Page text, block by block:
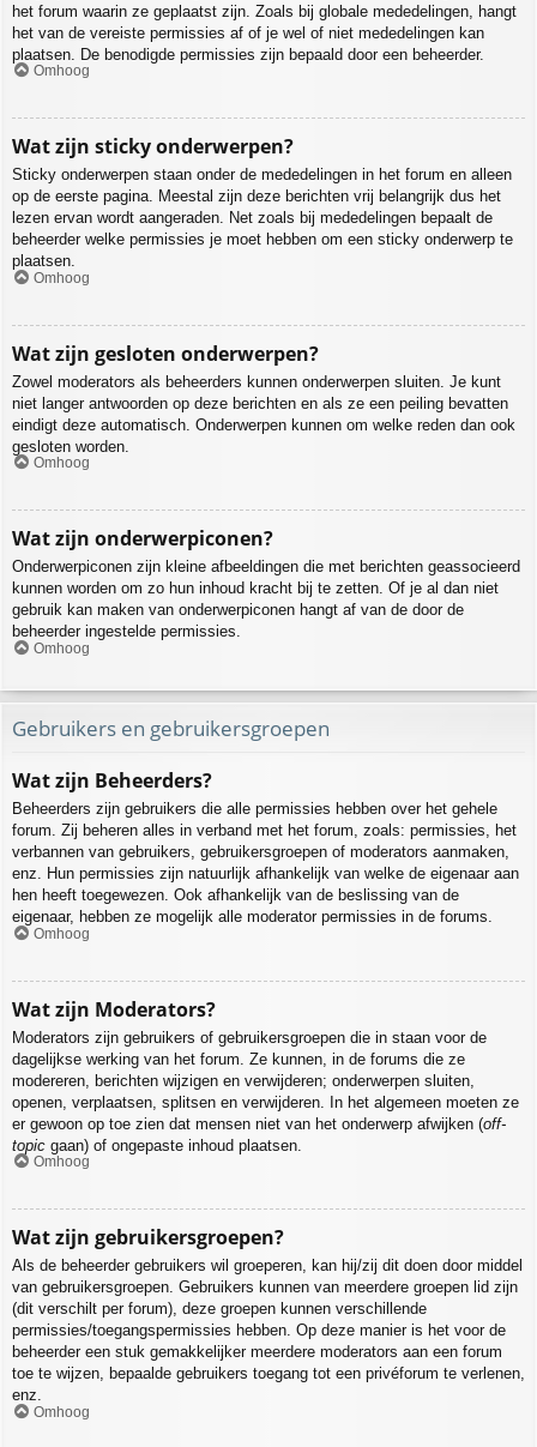
het forum waarin ze geplaatst zijn. Zoals bij globale mededelingen, hangt
het van de vereiste permissies af of je wel of niet mededelingen kan
plaatsen. De benodigde permissies zijn bepaald door een beheerder.
Omhoog
Wat zijn sticky onderwerpen?
Sticky onderwerpen staan onder de mededelingen in het forum en alleen
op de eerste pagina. Meestal zijn deze berichten vrij belangrijk dus het
lezen ervan wordt aangeraden. Net zoals bij mededelingen bepaalt de
beheerder welke permissies je moet hebben om een sticky onderwerp te
plaatsen.
Omhoog
Wat zijn gesloten onderwerpen?
Zowel moderators als beheerders kunnen onderwerpen sluiten. Je kunt
niet langer antwoorden op deze berichten en als ze een peiling bevatten
eindigt deze automatisch. Onderwerpen kunnen om welke reden dan ook
gesloten worden.
Omhoog
Wat zijn onderwerpiconen?
Onderwerpiconen zijn kleine afbeeldingen die met berichten geassocieerd
kunnen worden om zo hun inhoud kracht bij te zetten. Of je al dan niet
gebruik kan maken van onderwerpiconen hangt af van de door de
beheerder ingestelde permissies.
Omhoog
Gebruikers en gebruikersgroepen
Wat zijn Beheerders?
Beheerders zijn gebruikers die alle permissies hebben over het gehele
forum. Zij beheren alles in verband met het forum, zoals: permissies, het
verbannen van gebruikers, gebruikersgroepen of moderators aanmaken,
enz. Hun permissies zijn natuurlijk afhankelijk van welke de eigenaar aan
hen heeft toegewezen. Ook afhankelijk van de beslissing van de
eigenaar, hebben ze mogelijk alle moderator permissies in de forums.
Omhoog
Wat zijn Moderators?
Moderators zijn gebruikers of gebruikersgroepen die in staan voor de
dagelijkse werking van het forum. Ze kunnen, in de forums die ze
modereren, berichten wijzigen en verwijderen; onderwerpen sluiten,
openen, verplaatsen, splitsen en verwijderen. In het algemeen moeten ze
er gewoon op toe zien dat mensen niet van het onderwerp afwijken (off-
topic gaan) of ongepaste inhoud plaatsen.
Omhoog
Wat zijn gebruikersgroepen?
Als de beheerder gebruikers wil groeperen, kan hij/zij dit doen door middel
van gebruikersgroepen. Gebruikers kunnen van meerdere groepen lid zijn
(dit verschilt per forum), deze groepen kunnen verschillende
permissies/toegangspermissies hebben. Op deze manier is het voor de
beheerder een stuk gemakkelijker meerdere moderators aan een forum
toe te wijzen, bepaalde gebruikers toegang tot een privéforum te verlenen,
enz.
Omhoog